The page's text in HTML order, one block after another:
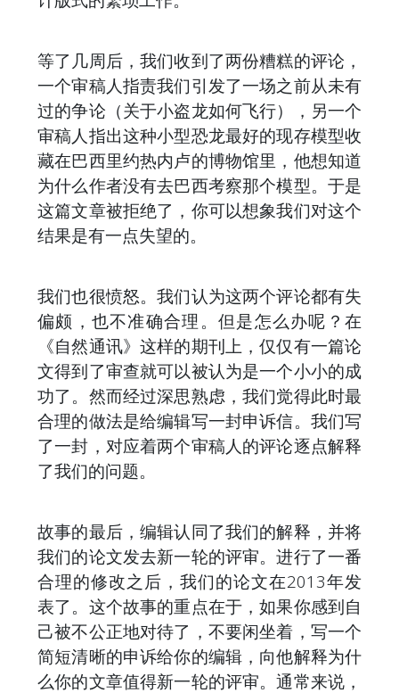
等了几周后，我们收到了两份糟糕的评论，
一个审稿人指责我们引发了一场之前从未有
过的争论（关于小盗龙如何飞行），另一个
审稿人指出这种小型恐龙最好的现存模型收
藏在巴西里约热内卢的博物馆里，他想知道
为什么作者没有去巴西考察那个模型。于是
这篇文章被拒绝了，你可以想象我们对这个
结果是有一点失望的。
我们也很愤怒。我们认为这两个评论都有失
偏颇，也不准确合理。但是怎么办呢？在
《自然通讯》这样的期刊上，仅仅有一篇论
文得到了审查就可以被认为是一个小小的成
功了。然而经过深思熟虑，我们觉得此时最
合理的做法是给编辑写一封申诉信。我们写
了一封，对应着两个审稿人的评论逐点解释
了我们的问题。
故事的最后，编辑认同了我们的解释，并将
我们的论文发去新一轮的评审。进行了一番
合理的修改之后，我们的论文在2013年发
表了。这个故事的重点在于，如果你感到自
己被不公正地对待了，不要闲坐着，写一个
简短清晰的申诉给你的编辑，向他解释为什
么你的文章值得新一轮的评审。通常来说，